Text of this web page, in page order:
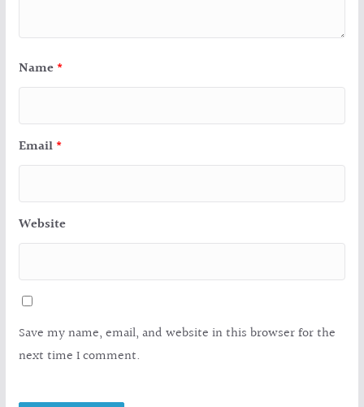
Name *
Email *
Website
Save my name, email, and website in this browser for the
next time I comment.